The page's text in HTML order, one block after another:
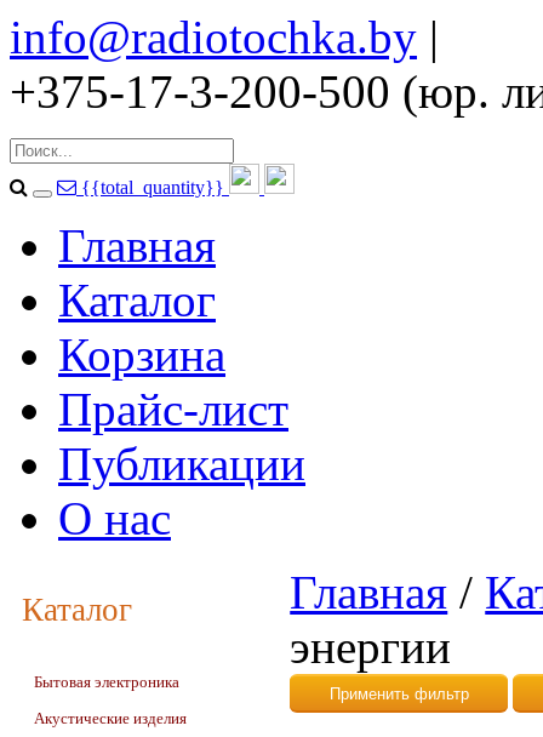
info@radiotochka.by |
+375-17-3-200-500 (юр.
{{total_quantity}}
Главная
Каталог
Корзина
Прайс-лист
Публикации
О нас
Каталог
Бытовая электроника
Акустические изделия
Главная /
энергии